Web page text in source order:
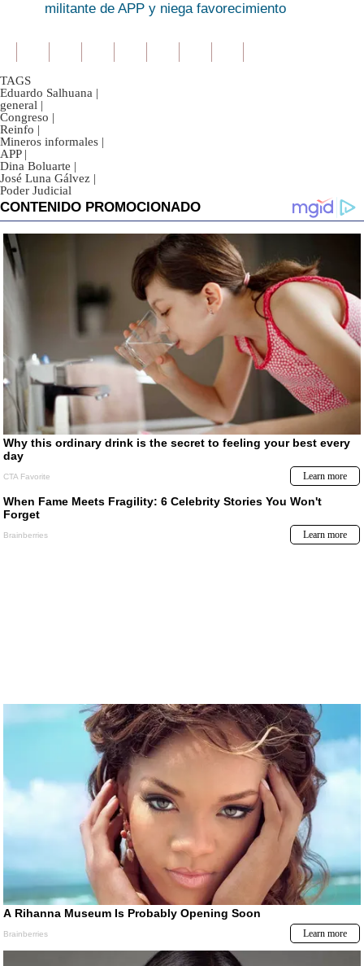
militante de APP y niega favorecimiento
TAGS
Eduardo Salhuana |
general |
Congreso |
Reinfo |
Mineros informales |
APP |
Dina Boluarte |
José Luna Gálvez |
Poder Judicial